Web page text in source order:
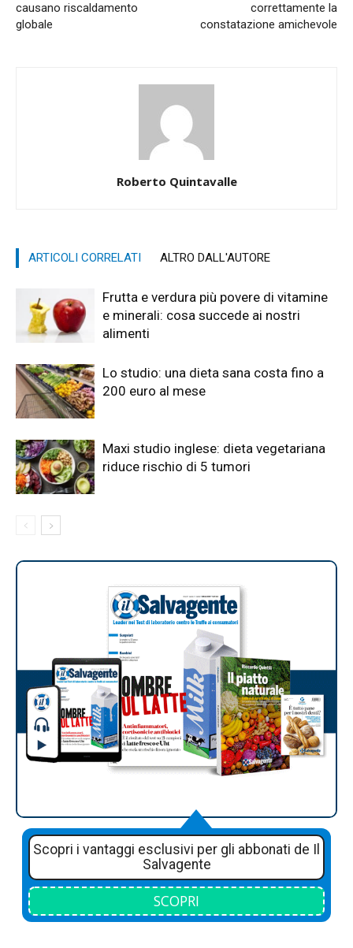
causano riscaldamento
globale
correttamente la
constatazione amichevole
Roberto Quintavalle
ARTICOLI CORRELATI ALTRO DALL'AUTORE
Frutta e verdura più povere di vitamine
e minerali: cosa succede ai nostri
alimenti
Lo studio: una dieta sana costa fino a
200 euro al mese
Maxi studio inglese: dieta vegetariana
riduce rischio di 5 tumori
Scopri i vantaggi esclusivi per gli abbonati de Il
Salvagente
SCOPRI